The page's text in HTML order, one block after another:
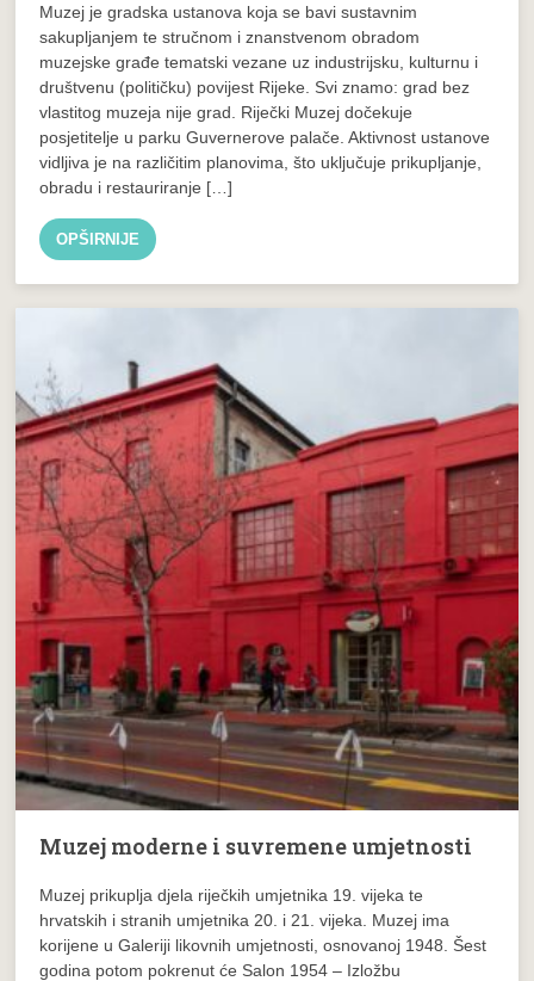
Muzej je gradska ustanova koja se bavi sustavnim
sakupljanjem te stručnom i znanstvenom obradom
muzejske građe tematski vezane uz industrijsku, kulturnu i
društvenu (političku) povijest Rijeke. Svi znamo: grad bez
vlastitog muzeja nije grad. Riječki Muzej dočekuje
posjetitelje u parku Guvernerove palače. Aktivnost ustanove
vidljiva je na različitim planovima, što uključuje prikupljanje,
obradu i restauriranje […]
OPŠIRNIJE
Muzej moderne i suvremene umjetnosti
Muzej prikuplja djela riječkih umjetnika 19. vijeka te
hrvatskih i stranih umjetnika 20. i 21. vijeka. Muzej ima
korijene u Galeriji likovnih umjetnosti, osnovanoj 1948. Šest
godina potom pokrenut će Salon 1954 – Izložbu